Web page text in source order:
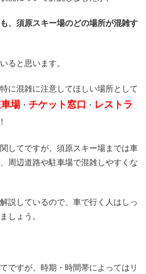
、須原スキー場のどの場所が混雑す
ると思います。
に混雑に注意してほしい場所として
場・ チケット窓口 ・ レストラ
してですが、須原スキー場までは車
周辺道路や駐車場で混雑しやすくな
説しているので、車で行く人はしっ
しょう。
ですが、時期・時間帯によってはリ